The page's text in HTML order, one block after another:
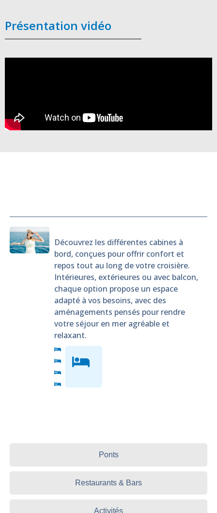
Présentation vidéo
Ponts
Restaurants & Bars
Activités
Découvrez les différentes cabines à
bord, conçues pour offrir confort et
repos tout au long de votre croisière.
Intérieures, extérieures ou avec balcon,
chaque option propose un espace
adapté à vos besoins, avec des
aménagements pensés pour rendre
votre séjour en mer agréable et
relaxant.